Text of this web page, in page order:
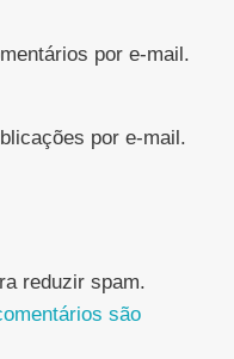
por e-mail.
por e-mail.
reduzir spam.
são